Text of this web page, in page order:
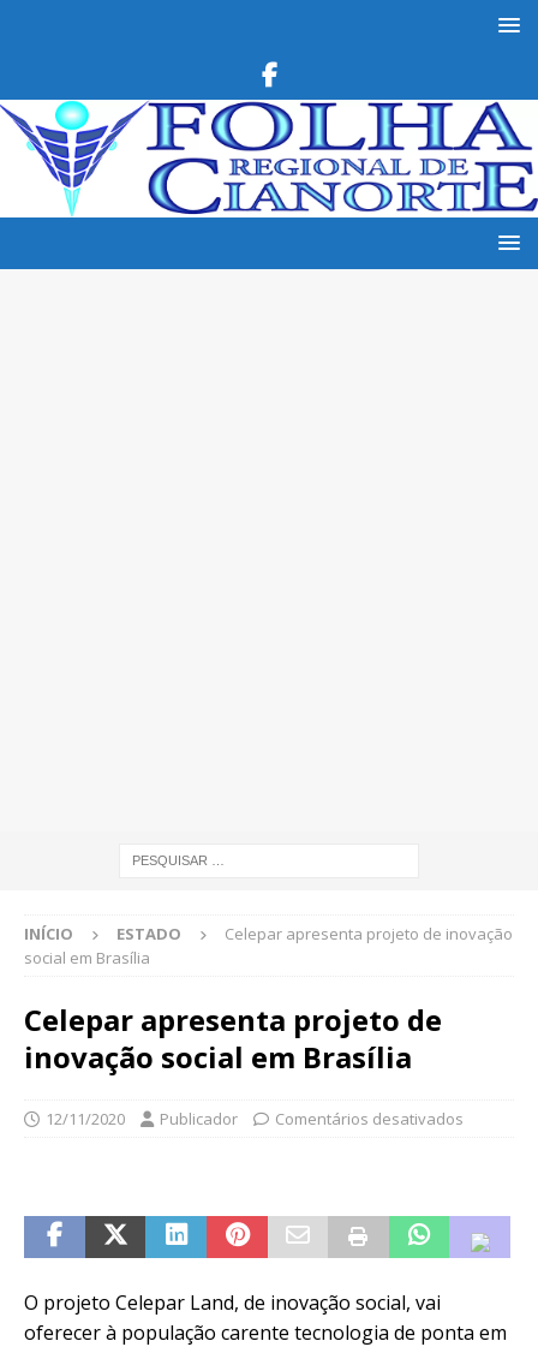
INÍCIO ESTADO
Celepar apresenta projeto de inovação
social em Brasília
Celepar apresenta projeto de
inovação social em Brasília
12/11/2020 Publicador Comentários desativados
O projeto Celepar Land, de inovação social, vai
oferecer à população carente tecnologia de ponta em